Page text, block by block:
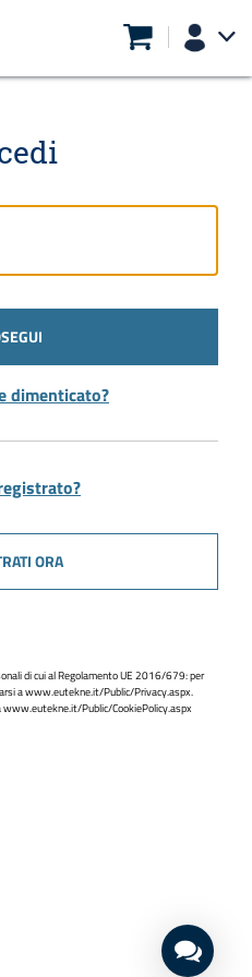
dimenticato?
ORA
di cui al Regolamento UE 2016/679: per
awww.eutekne.it/Public/Privacy.aspx.
www.eutekne.it/Public/CookiePolicy.aspx